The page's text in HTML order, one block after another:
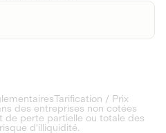
Tarification / Prix
des entreprises non cotées
perte partielle ou totale des
d'illiquidité.